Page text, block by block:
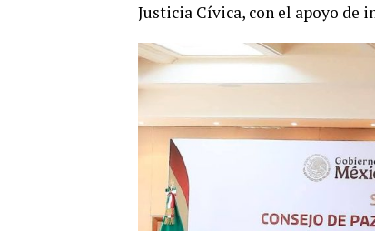
Justicia Cívica, con el apoyo de